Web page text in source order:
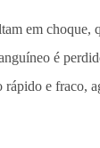
em choque,
é
rápido e fraco,